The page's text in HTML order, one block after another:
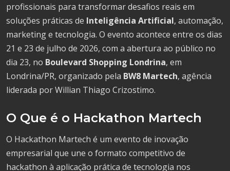
profissionais para transformar desafios reais em
soluções práticas de Inteligência Artificial, automação,
marketing e tecnologia. O evento acontece entre os dias
21 e 23 de julho de 2026, com a abertura ao público no
dia 23, no Boulevard Shopping Londrina, em
Londrina/PR, organizado pela BW8 Martech, agência
liderada por Willian Thiago Crizostimo.
O Que é o Hackathon Martech
O Hackathon Martech é um evento de inovação
empresarial que une o formato competitivo de
hackathon à aplicação prática de tecnologia nos